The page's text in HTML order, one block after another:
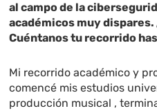
al campo de la
académicos muy dispares.
Cuéntanos tu recorrido
Mi recorrido académico y
comencé mis estudios
producción musical ,